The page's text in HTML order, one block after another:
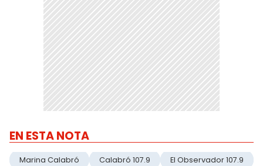
EN ESTA NOTA
Marina Calabró Calabró 107.9 El Observador 107.9